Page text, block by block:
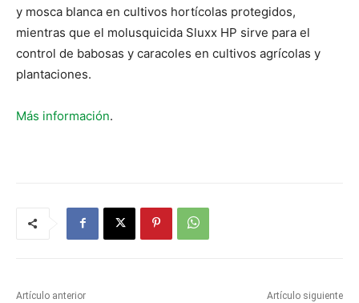
y mosca blanca en cultivos hortícolas protegidos,
mientras que el molusquicida Sluxx HP sirve para el
control de babosas y caracoles en cultivos agrícolas y
plantaciones.
Más información.
Artículo anterior Artículo siguiente